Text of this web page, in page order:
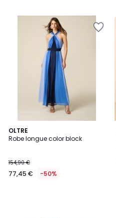
OLTRE
Robe longue color block
154,90 €
77,45 € -50%